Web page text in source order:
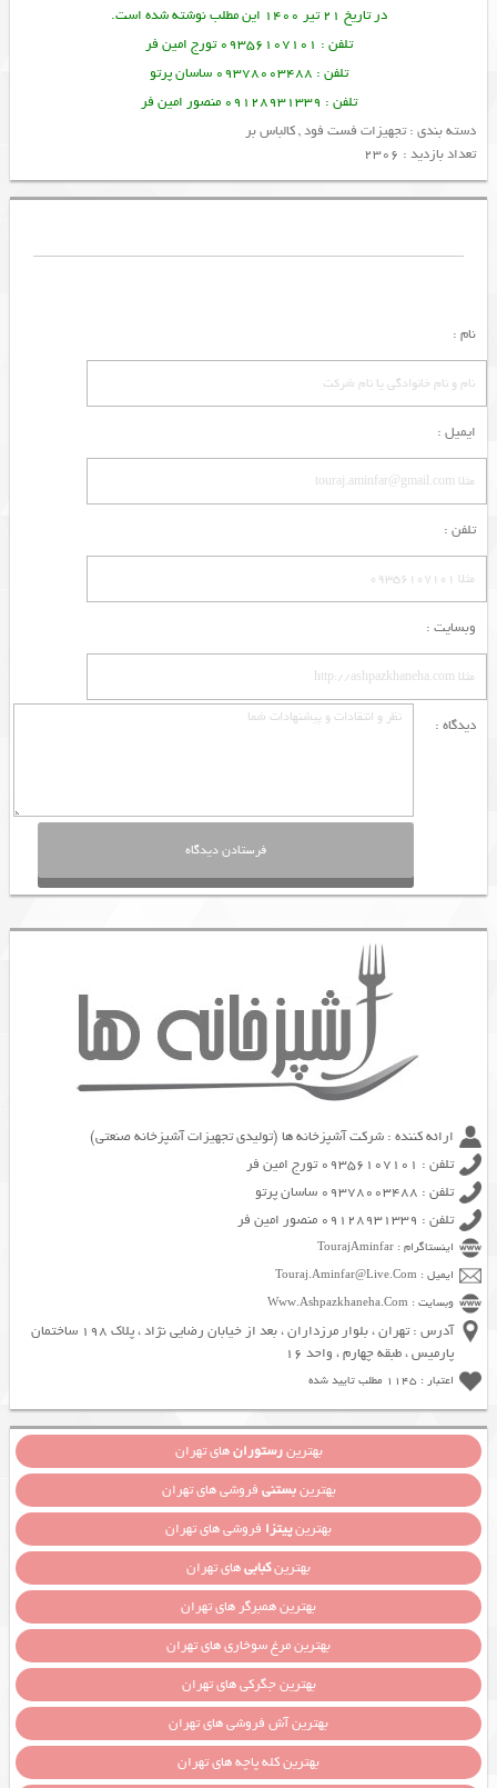
در تاریخ 21 تیر 1400 این مطلب نوشته شده است.
تلفن : 09356107101 تورج امین فر
تلفن : 09378003488 ساسان پرتو
تلفن : 09128931339 منصور امین فر
دسته بندی :تجهیزات فست فود,کالباس بر
تعداد بازدید : 2306
نام :
ایمیل :
تلفن :
وبسایت :
دیدگاه :
ارائه کننده : شرکت آشپزخانه ها (تولیدی تجهیزات آشپزخانه صنعتی)
تلفن : 09356107101 تورج امین فر
تلفن : 09378003488 ساسان پرتو
تلفن : 09128931339 منصور امین فر
اینستاگرام : TourajAminfar
ایمیل : Touraj.Aminfar@Live.Com
وبسایت : Www.Ashpazkhaneha.Com
آدرس : تهران ، بلوار مرزداران ، بعد از خیابان رضایی نژاد ، پلاک 198 ساختمان
پارمیس ، طبقه چهارم ، واحد 16
اعتبار : 1145 مطلب تایید شده
بهترینرستورانهای تهران
بهترینبستنی فروشی های تهران
بهترینپیتزا فروشی های تهران
بهترینکبابیهای تهران
بهترین همبرگر های تهران
بهترین مرغ سوخاری های تهران
بهترین جگرکی های تهران
بهترین آش فروشی های تهران
بهترین کله پاچه های تهران